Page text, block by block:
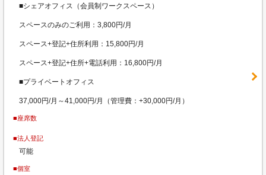
■シェアオフィス（会員制ワークスペース）
スペースのみのご利用：3,800円/月
スペース+登記+住所利用：15,800円/月
スペース+登記+住所+電話利用：16,800円/月
■プライベートオフィス
37,000円/月～41,000円/月（管理費：+30,000円/月）
■座席数
■法人登記
可能
■個室